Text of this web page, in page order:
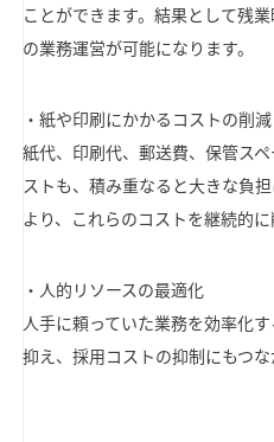
ことができます。結果として残
の業務運営が可能になります。
・紙や印刷にかかるコストの削減
紙代、印刷代、郵送費、保管ス
ストも、積み重なると大きな負
より、これらのコストを継続的に
・人的リソースの最適化
人手に頼っていた業務を効率化
抑え、採用コストの抑制にもつな